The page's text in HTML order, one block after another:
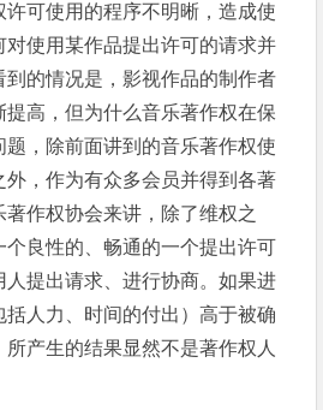
可使用的程序不明晰，造成使
对使用某作品提出许可的请求并
的情况是，影视作品的制作者
高，但为什么音乐著作权在保
，除前面讲到的音乐著作权使
外，作为有众多会员并得到各著
作权协会来讲，除了维权之
良性的、畅通的一个提出许可
提出请求、进行协商。如果进
人力、时间的付出）高于被确
产生的结果显然不是著作权人